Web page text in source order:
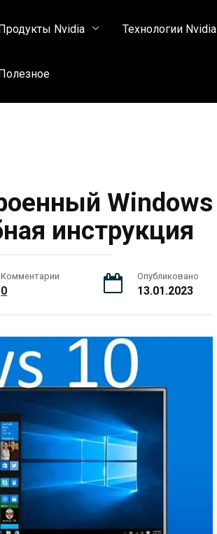
Nvidia Технологии Nvidia
Windows
инструкция
Комментарии
0
Опубликовано
13.01.2023